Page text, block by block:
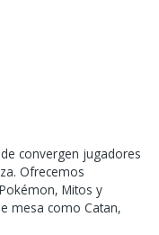
convergen jugadores
Ofrecemos
Mitos y
mesa como Catan,